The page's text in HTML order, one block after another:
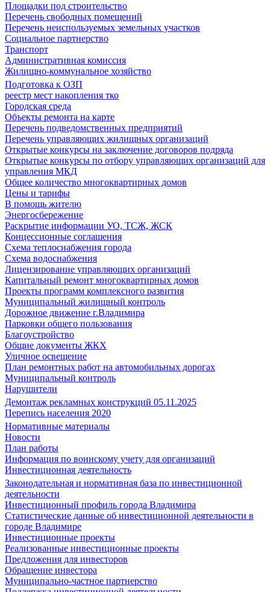
Площадки под строительство
Перечень свободных помещений
Перечень неиспользуемых земельных участков
Социальное партнерство
Транспорт
Административная комиссия
Жилищно-коммунальное хозяйство
Подготовка к ОЗП
реестр мест накопления тко
Городская среда
Объекты ремонта на карте
Перечень подведомственных предприятий
Перечень управляющих жилищных организаций
Открытые конкурсы на заключение договоров подряда
Открытые конкурсы по отбору управляющих организаций для
управления МКД
Общее количество многоквартирных домов
Цены и тарифы
В помощь жителю
Энергосбережение
Раскрытие информации УО, ТСЖ, ЖСК
Концессионные соглашения
Схема теплоснабжения города
Схема водоснабжения
Лицензирование управляющих организаций
Капитальный ремонт многоквартирных домов
Проекты программ комплексного развития
Муниципальный жилищный контроль
Дорожное движение г.Владимира
Парковки общего пользования
Благоустройство
Общие документы ЖКХ
Уличное освещение
План ремонтных работ на автомобильных дорогах
Муниципальный контроль
Нарушители
Демонтаж рекламных конструкций 05.11.2025
Перепись населения 2020
Нормативные материалы
Новости
План работы
Информация по воинскому учету для организаций
Инвестиционная деятельность
Законодательная и нормативная база по инвестиционной
деятельности
Инвестиционный профиль города Владимира
Статистические данные об инвестиционной деятельности в
городе Владимире
Инвестиционные проекты
Реализованные инвестиционные проекты
Предложения для инвесторов
Обращение инвестора
Муниципально-частное партнерство